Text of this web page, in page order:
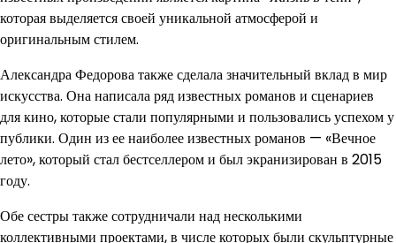
которая выделяется своей уникальной атмосферой и
оригинальным стилем.
Александра Федорова также сделала значительный вклад в мир
искусства. Она написала ряд известных романов и сценариев
для кино, которые стали популярными и пользовались успехом у
публики. Один из ее наиболее известных романов — «Вечное
лето», который стал бестселлером и был экранизирован в 2015
году.
Обе сестры также сотрудничали над несколькими
коллективными проектами, в числе которых были скульптурные